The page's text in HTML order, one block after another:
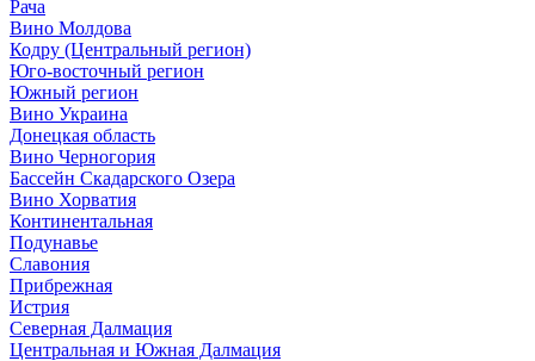
Рача
Вино Молдова
Кодру (Центральный регион)
Юго-восточный регион
Южный регион
Вино Украина
Донецкая область
Вино Черногория
Бассейн Скадарского Озера
Вино Хорватия
Континентальная
Подунавье
Славония
Прибрежная
Истрия
Северная Далмация
Центральная и Южная Далмация